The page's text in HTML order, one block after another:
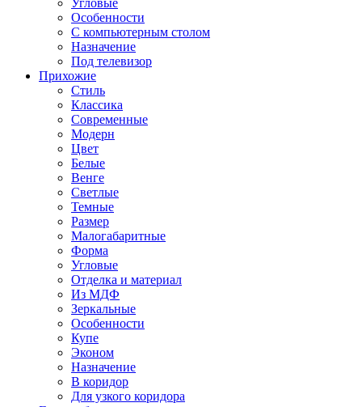
Угловые
Особенности
С компьютерным столом
Назначение
Под телевизор
Прихожие
Стиль
Классика
Современные
Модерн
Цвет
Белые
Венге
Светлые
Темные
Размер
Малогабаритные
Форма
Угловые
Отделка и материал
Из МДФ
Зеркальные
Особенности
Купе
Эконом
Назначение
В коридор
Для узкого коридора